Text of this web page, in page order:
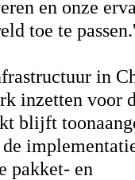
en onze
toe te passen.'
in
inzetten voor
blijft
pakket- en